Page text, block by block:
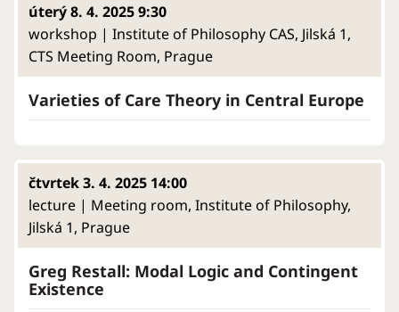
úterý 8. 4. 2025 9:30
workshop | Institute of Philosophy CAS, Jilská 1,
CTS Meeting Room, Prague
Varieties of Care Theory in Central Europe
čtvrtek 3. 4. 2025 14:00
lecture | Meeting room, Institute of Philosophy,
Jilská 1, Prague
Greg Restall: Modal Logic and Contingent
Existence